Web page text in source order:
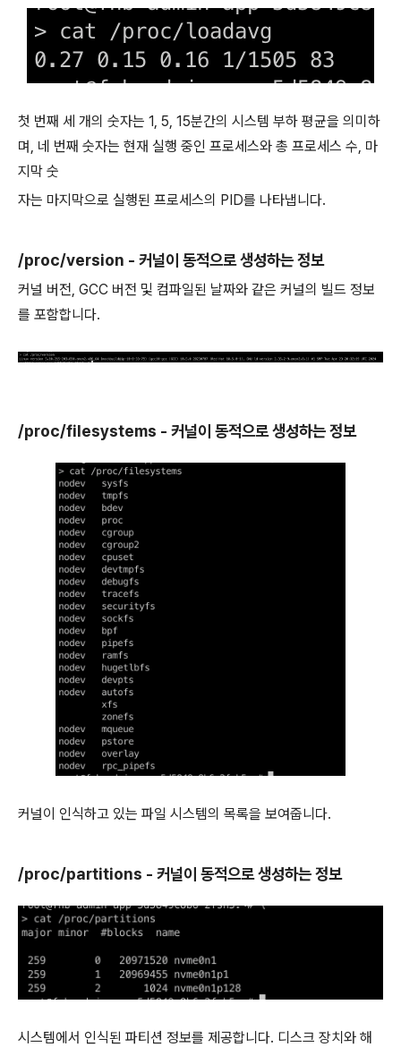
첫 번째 세 개의 숫자는 1, 5, 15분간의 시스템 부하 평균을 의미하
며, 네 번째 숫자는 현재 실행 중인 프로세스와 총 프로세스 수, 마
지막 숫
자는 마지막으로 실행된 프로세스의 PID를 나타냅니다.
/proc/version - 커널이 동적으로 생성하는 정보
커널 버전, GCC 버전 및 컴파일된 날짜와 같은 커널의 빌드 정보
를 포함합니다.
/proc/filesystems - 커널이 동적으로 생성하는 정보
커널이 인식하고 있는 파일 시스템의 목록을 보여줍니다.
/proc/partitions - 커널이 동적으로 생성하는 정보
시스템에서 인식된 파티션 정보를 제공합니다. 디스크 장치와 해